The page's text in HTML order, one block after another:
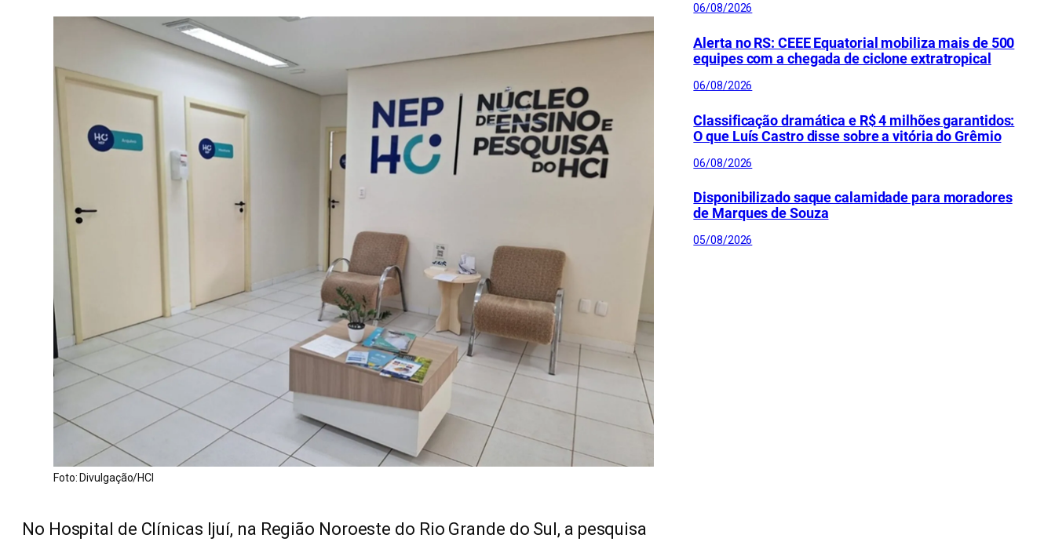
Foto: Divulgação/HCI
No Hospital de Clínicas Ijuí, na Região Noroeste do Rio Grande do Sul, a pesquisa
06/08/2026
Alerta no RS: CEEE Equatorial mobiliza mais de 500
equipes com a chegada de ciclone extratropical
06/08/2026
Classificação dramática e R$ 4 milhões garantidos:
O que Luís Castro disse sobre a vitória do Grêmio
06/08/2026
Disponibilizado saque calamidade para moradores
de Marques de Souza
05/08/2026